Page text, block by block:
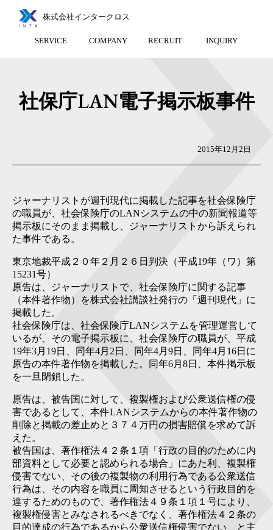
株式会社インタークロス
SERVICE COMPANY RECRUIT INQUIRY
社保庁LAN電子掲示板事件
2015年12月2日
ジャーナリストが週刊現代に掲載した記事を社会保険庁
の職員が、社会保険庁のLANシステムの中の新聞報道等
掲示板にそのまま掲載し、ジャーナリストから訴えられ
た事件である。
東京地裁平成２０年２月２６日判決（平成19年（ワ）第
15231号）
原告は、ジャーナリストで、社会保険庁に関する記事
（本件著作物）を株式会社講談社発行の「週刊現代」に
掲載した。
社会保険庁は、社会保険庁LANシステムを管理運営して
いるが、その電子掲示板に、社会保険庁の職員が、平成
19年3月19日、同年4月2日、同年4月9日、同年4月16日に
原告の本件著作物を掲載した。同年6月8日、本件掲示板
を一旦閉鎖した。
原告は、被告国に対して、複製権および公衆送信権の侵
害であるとして、本件LANシステムからの本件著作物の
削除と掲載の差止めと３７４万円の損害賠償を求めて訴
えた。
被告国は、著作権法４２条１項「行政の目的のために内
部資料として必要と認められる場合」にあた利、複製権
侵害でない、その後の複製物の利用行為である公衆送信
行為は、その内容を職員に周知させるという行政目的を
達するためのもので、著作権法４９条１項１号により、
複製権侵害とみなされるべきでなく、著作権法４２条の
目的達成の行為であるから公衆送信権侵害でない、と主